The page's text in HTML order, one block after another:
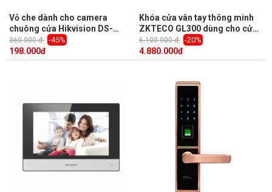
Vỏ che dành cho camera
chuông cửa Hikvision DS-
KABV8113-RS Surface
360.000 đ -45%
198.000đ
Khóa cửa vân tay thông minh
ZKTECO GL300 dùng cho cửa
kính, mật khẩu, thẻ, có nút
chuông gọi cửa, remote điều
khiển
6.100.000 đ -20%
4.880.000đ